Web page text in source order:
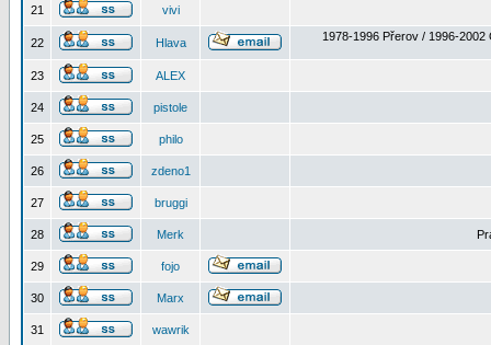
21 vivi
22 Hlava 1978-1996 Přerov / 1996-2002
23 ALEX
24 pistole
25 philo
26 zdeno1
27 bruggi
28 Merk
29 fojo
30 Marx
31 wawrik